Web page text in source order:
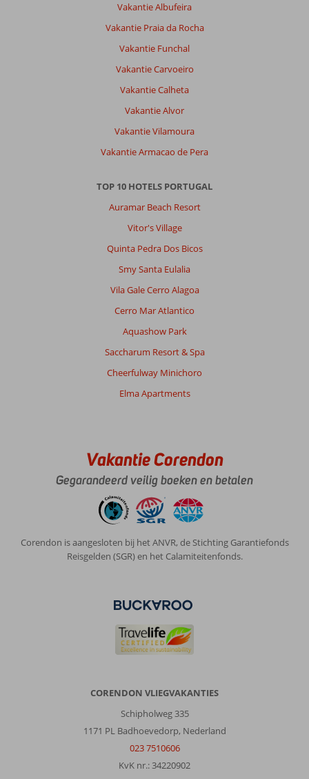
Vakantie Albufeira
Vakantie Praia da Rocha
Vakantie Funchal
Vakantie Carvoeiro
Vakantie Calheta
Vakantie Alvor
Vakantie Vilamoura
Vakantie Armacao de Pera
TOP 10 HOTELS PORTUGAL
Auramar Beach Resort
Vitor's Village
Quinta Pedra Dos Bicos
Smy Santa Eulalia
Vila Gale Cerro Alagoa
Cerro Mar Atlantico
Aquashow Park
Saccharum Resort & Spa
Cheerfulway Minichoro
Elma Apartments
Vakantie Corendon
Gegarandeerd veilig boeken en betalen
Corendon is aangesloten bij het ANVR, de Stichting Garantiefonds
Reisgelden (SGR) en het Calamiteitenfonds.
CORENDON VLIEGVAKANTIES
Schipholweg 335
1171 PL Badhoevedorp, Nederland
023 7510606
KvK nr.: 34220902